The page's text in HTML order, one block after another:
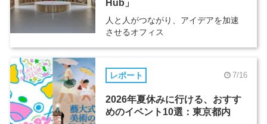
Hub」
人と人がつながり、アイデアを加速
させるオフィス
レポート 7/16
2026年夏休みに行ける、おすす
めのイベント10選：東京都内